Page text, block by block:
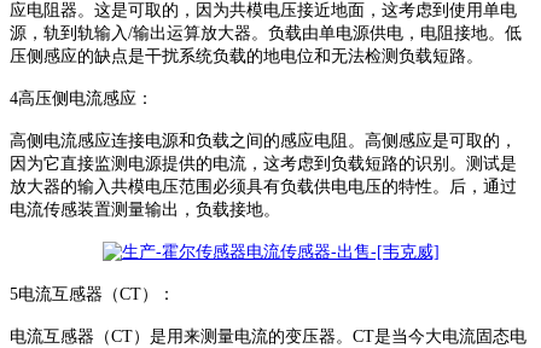
应电阻器。这是可取的，因为共模电压接近地面，这考虑到使用单电
源，轨到轨输入/输出运算放大器。负载由单电源供电，电阻接地。低
压侧感应的缺点是干扰系统负载的地电位和无法检测负载短路。
4高压侧电流感应：
高侧电流感应连接电源和负载之间的感应电阻。高侧感应是可取的，
因为它直接监测电源提供的电流，这考虑到负载短路的识别。测试是
放大器的输入共模电压范围必须具有负载供电电压的特性。后，通过
电流传感装置测量输出，负载接地。
5电流互感器（CT）：
电流互感器（CT）是用来测量电流的变压器。 CT是当今大电流固态电